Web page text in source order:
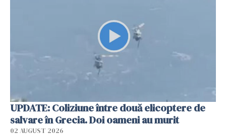
UPDATE: Coliziune între două elicoptere de
salvare în Grecia. Doi oameni au murit
02 AUGUST 2026